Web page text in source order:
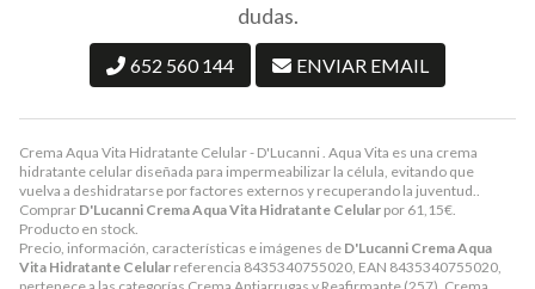
Crema Aqua Vita Hidratante Celular - D'Lucanni . Aqua Vita es una crema
hidratante celular diseñada para impermeabilizar la célula, evitando que
vuelva a deshidratarse por factores externos y recuperando la juventud..
Comprar D'Lucanni Crema Aqua Vita Hidratante Celular por 61,15€
Producto en stock.
Precio, información, características e imágenes de D'Lucanni Crema Aqua
Vita Hidratante Celular referencia 8435340755020, EAN 8435340755020,
dudas.
652 560 144 ENVIAR EMAIL